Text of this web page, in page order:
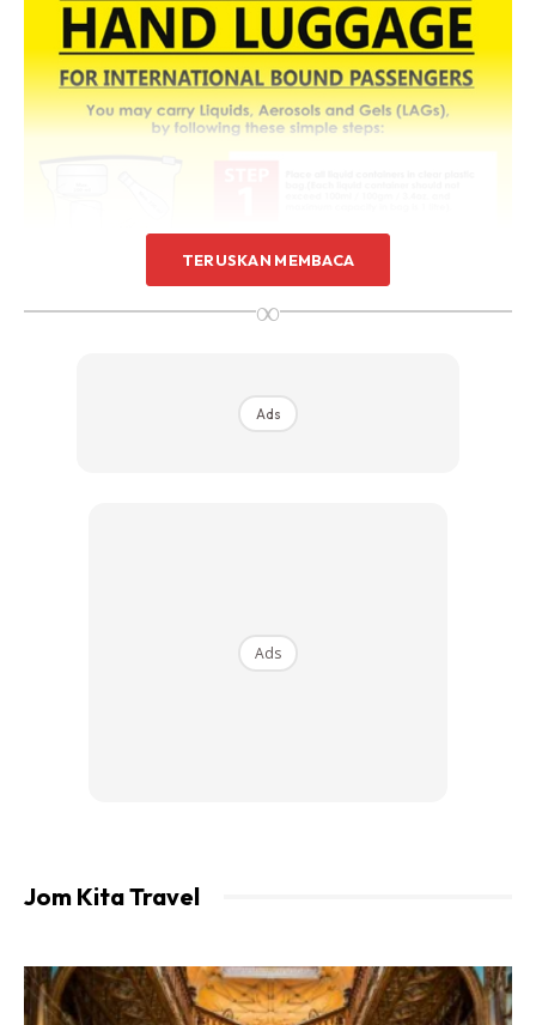
Siapa yang tertakluk kepada peraturan ni?
peraturan ini.
Selain daripada itu, peraturan inijuga tertakluk kepada
semua penumpang yang akan menaiki pesawat
TERUSKAN MEMBACA
∞
Ads
Ads
Jom Kita Travel